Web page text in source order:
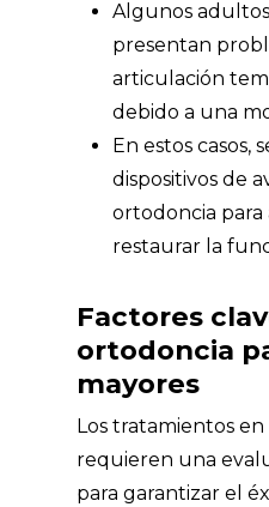
Algunos
presentan
articulación
debido a una
En estos casos,
dispositivos de
ortodoncia para
restaurar la
Factores
ortodoncia
mayores
Los tratamientos
requieren una
para garantizar el